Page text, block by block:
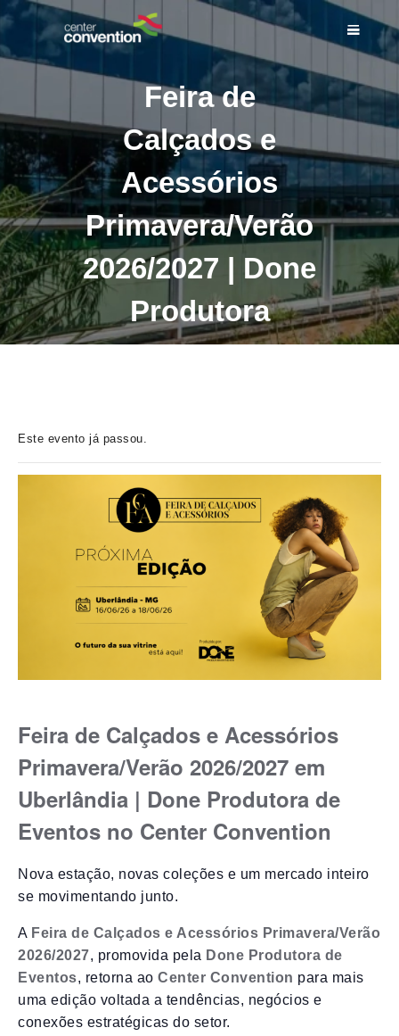
Feira de
Calçados e
Acessórios
Primavera/Verão
2026/2027 | Done
Produtora
INÍCIO
SOBRE NÓS
ESPAÇOS
SERVIÇOS
EVENTOS
BLOG DO CENTER
CONVENTION
COMPLEXO
Este evento já passou.
Feira de Calçados e Acessórios
Primavera/Verão 2026/2027 em
Uberlândia | Done Produtora de
Eventos no Center Convention
Nova estação, novas coleções e um mercado inteiro
se movimentando junto.
A Feira de Calçados e Acessórios Primavera/Verão
2026/2027, promovida pela Done Produtora de
Eventos, retorna ao Center Convention para mais
uma edição voltada a tendências, negócios e
conexões estratégicas do setor.